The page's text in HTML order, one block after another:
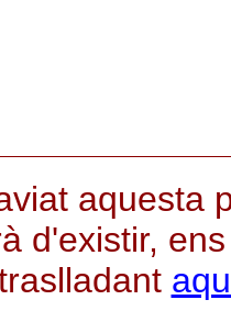
aquesta
d'existir,